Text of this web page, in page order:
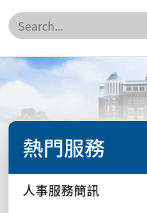
熱門服務
人事服務簡訊